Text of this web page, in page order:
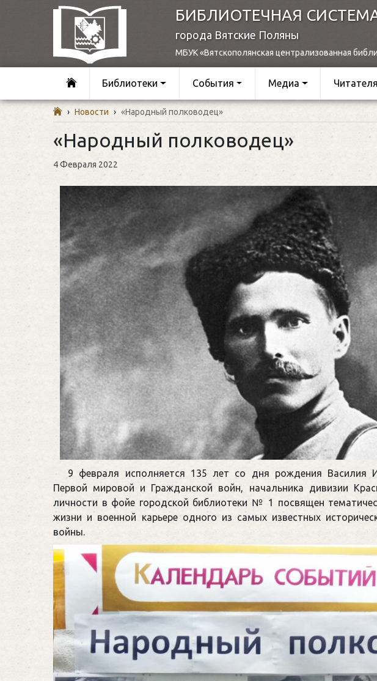
БИБЛИОТЕЧНАЯ
города Вятские Поляны
МБУК «Вятскополянская централизованная
Библиотеки События Медиа
› Новости › «Народный полководец»
«Народный полководец»
4 Февраля 2022
9 февраля исполняется 135 лет со дня рождения Василия
Первой мировой и Гражданской войн, начальника дивизии
личности в фойе городской библиотеки № 1 посвящен
жизни и военной карьере одного из самых известных
войны.